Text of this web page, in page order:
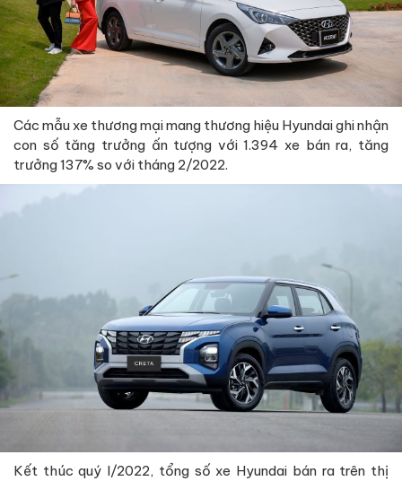
Các mẫu xe thương mại mang thương hiệu Hyundai ghi nhận
con số tăng trưởng ấn tượng với 1.394 xe bán ra, tăng
trưởng 137% so với tháng 2/2022.
Kết thúc quý I/2022, tổng số xe Hyundai bán ra trên thị